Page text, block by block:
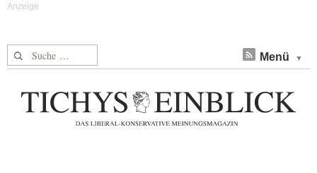
Suche nach: Menü